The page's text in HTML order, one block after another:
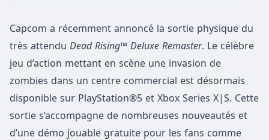
Capcom a récemment annoncé la sortie physique du
très attendu Dead Rising™ Deluxe Remaster. Le célèbre
jeu d’action mettant en scène une invasion de
zombies dans un centre commercial est désormais
disponible sur PlayStation®5 et Xbox Series X|S. Cette
sortie s’accompagne de nombreuses nouveautés et
d’une démo jouable gratuite pour les fans comme